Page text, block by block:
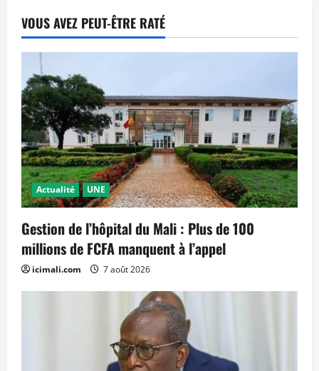
VOUS AVEZ PEUT-ÊTRE RATÉ
Actualité UNE
Gestion de l’hôpital du Mali : Plus de 100
millions de FCFA manquent à l’appel
icimali.com 7 août 2026